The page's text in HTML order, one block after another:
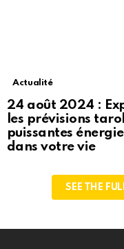
Actualité
24 août 2024 :
les prévisions
puissantes
dans votre vie
SEE THE